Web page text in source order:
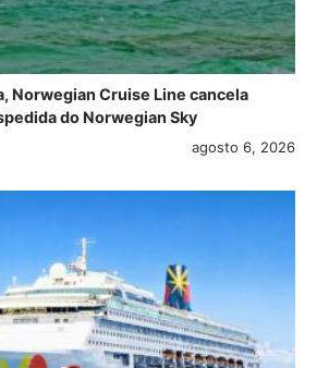
Norwegian Cruise Line cancela
do Norwegian Sky
agosto 6, 2026